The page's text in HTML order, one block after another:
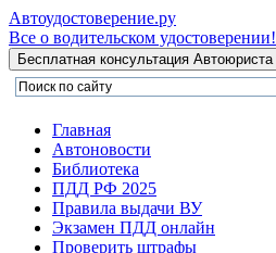
Автоудостоверение.ру
Все о водительском удостоверении!
Главная
Автоновости
Библиотека
ПДД РФ 2025
Правила выдачи ВУ
Экзамен ПДД онлайн
Проверить штрафы